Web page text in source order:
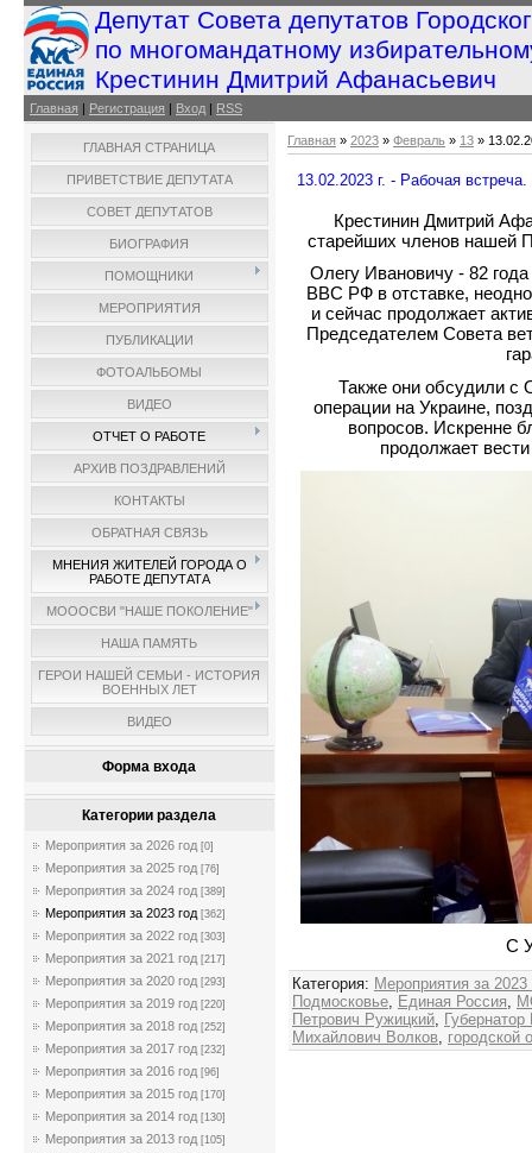
Депутат Совета депутатов
по многомандатному
Крестинин Дмитрий Афанасьевич
Главная | Регистрация | Вход | RSS
ГЛАВНАЯ СТРАНИЦА
ПРИВЕТСТВИЕ ДЕПУТАТА
СОВЕТ ДЕПУТАТОВ
БИОГРАФИЯ
ПОМОЩНИКИ
МЕРОПРИЯТИЯ
ПУБЛИКАЦИИ
ФОТОАЛЬБОМЫ
ВИДЕО
ОТЧЕТ О РАБОТЕ
АРХИВ ПОЗДРАВЛЕНИЙ
КОНТАКТЫ
ОБРАТНАЯ СВЯЗЬ
МНЕНИЯ ЖИТЕЛЕЙ ГОРОДА О
РАБОТЕ ДЕПУТАТА
МОООСВИ "НАШЕ ПОКОЛЕНИЕ"
НАША ПАМЯТЬ
ГЕРОИ НАШЕЙ СЕМЬИ - ИСТОРИЯ
ВОЕННЫХ ЛЕТ
ВИДЕО
Форма входа
Категории раздела
Мероприятия за 2026 год [0]
Мероприятия за 2025 год [76]
Мероприятия за 2024 год [389]
Мероприятия за 2023 год [362]
Мероприятия за 2022 год [303]
Мероприятия за 2021 год [217]
Мероприятия за 2020 год [293]
Мероприятия за 2019 год [220]
Мероприятия за 2018 год [252]
Мероприятия за 2017 год [232]
Мероприятия за 2016 год [96]
Мероприятия за 2015 год [170]
Мероприятия за 2014 год [130]
Мероприятия за 2013 год [105]
Главная » 2023 » Февраль » 13 »
13.02.2023 г. - Рабочая встреча.
Крестинин Дмитрий
старейших членов нашей
Олегу Ивановичу - 82
ВВС РФ в отставке,
и сейчас продолжает
Председателем Совета
Также они обсудили с
операции на Украине,
вопросов. Искренне
продолжает
С
Категория: Мероприятия за 2023
Подмосковье Единая Россия
Петрович Ружицкий
Михайлович Волков городской